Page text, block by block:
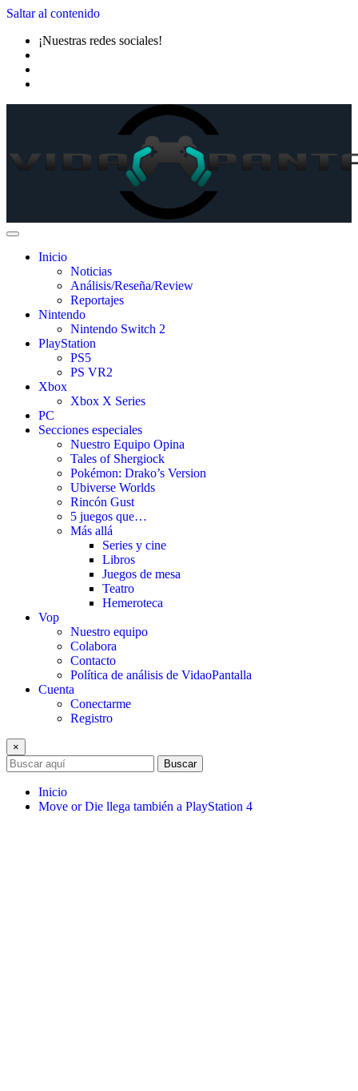
Saltar al contenido
¡Nuestras redes sociales!
Inicio
Noticias
Análisis/Reseña/Review
Reportajes
Nintendo
Nintendo Switch 2
PlayStation
PS5
PS VR2
Xbox
Xbox X Series
PC
Secciones especiales
Nuestro Equipo Opina
Tales of Shergiock
Pokémon: Drako’s Version
Ubiverse Worlds
Rincón Gust
5 juegos que…
Más allá
Series y cine
Libros
Juegos de mesa
Teatro
Hemeroteca
Vop
Nuestro equipo
Colabora
Contacto
Política de análisis de VidaoPantalla
Cuenta
Conectarme
Registro
×
Buscar
Inicio
Move or Die llega también a PlayStation 4